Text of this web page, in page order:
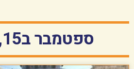
ספטמבר ב15, 2021